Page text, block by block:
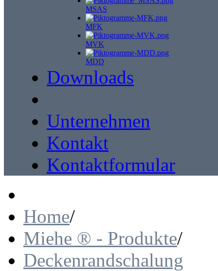
MSAS
MFK
MVK
MDD
Downloads
Unternehmen
Kontakt
Kontaktformular
Home/
Miehe ® - Produkte/
Deckenrandschalung